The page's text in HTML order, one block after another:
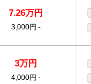
7.26万円
3,000円 -
3万円
4,000円 -